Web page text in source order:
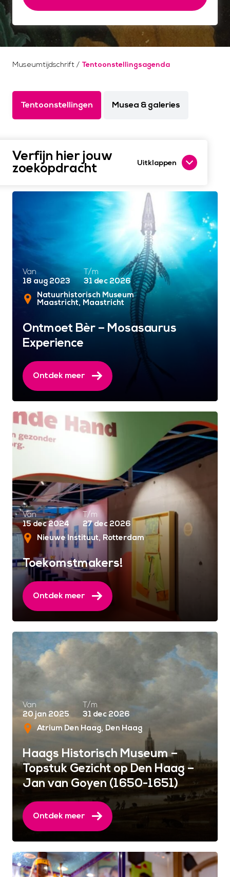
Museumtijdschrift / Tentoonstellingsagenda
Tentoonstellingen Musea & galeries
Verfijn hier jouw
zoekopdracht Uitklappen
Van
18 aug 2023
T/m
31 dec 2026
Natuurhistorisch Museum
Maastricht Maastricht
Ontmoet Bèr – Mosasaurus
Experience
Ontdek meer
Van
15 dec 2024
T/m
27 dec 2026
Nieuwe Instituut Rotterdam
Toekomstmakers!
Ontdek meer
Van
20 jan 2025
T/m
31 dec 2026
Atrium Den Haag Den Haag
Haags Historisch Museum –
Topstuk Gezicht op Den Haag –
Jan van Goyen (1650-1651)
Ontdek meer